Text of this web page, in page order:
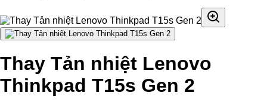
Thay Tản nhiệt Lenovo
Thinkpad T15s Gen 2